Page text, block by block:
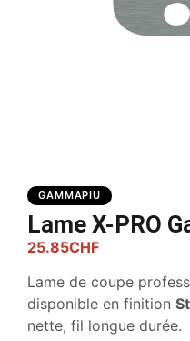
GAMMAPIU
Lame X-PRO
25.85CHF
Lame de coupe
disponible en finition
nette, fil longue durée.